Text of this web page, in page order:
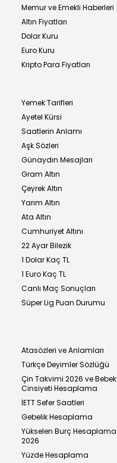
Memur ve Emekli Haberleri
Altın Fiyatları
Dolar Kuru
Euro Kuru
Kripto Para Fiyatları
Yemek Tarifleri
Ayetel Kürsi
Saatlerin Anlamı
Aşk Sözleri
Günaydın Mesajları
Gram Altın
Çeyrek Altın
Yarım Altın
Ata Altın
Cumhuriyet Altını
22 Ayar Bilezik
1 Dolar Kaç TL
1 Euro Kaç TL
Canlı Maç Sonuçları
Süper Lig Puan Durumu
Atasözleri ve Anlamları
Türkçe Deyimler Sözlüğü
Çin Takvimi 2026 ve Bebek
Cinsiyeti Hesaplama
İETT Sefer Saatleri
Gebelik Hesaplama
Yükselen Burç Hesaplama
2026
Yüzde Hesaplama